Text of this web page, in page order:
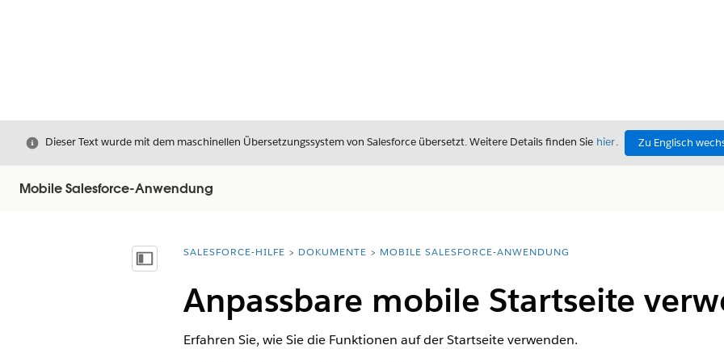
Schließen
Dieser Text wurde mit dem maschinellen Übersetzungssystem von Salesforce übersetzt. Weitere Details finden Sie hier. Zu Englisch
Mobile Salesforce-Anwendung
Inhalt anzeigenSie befinden sich hier:
SALESFORCE-HILFE DOKUMENTE MOBILE SALESFORCE-ANWENDUNG
Anpassbare mobile Startseite
Erfahren Sie, wie Sie die Funktionen auf der Startseite verwenden.